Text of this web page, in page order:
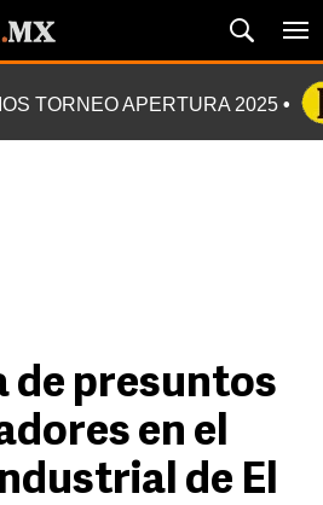
TORNEO APERTURA 2025
de presuntos
en el
de El